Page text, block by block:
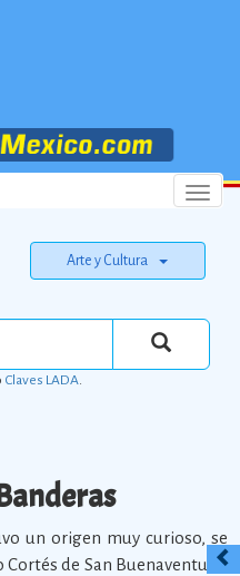
Menu
Arte y Cultura
Claves LADA.
un origen muy curioso, se
Cortés de San Buenaventura,